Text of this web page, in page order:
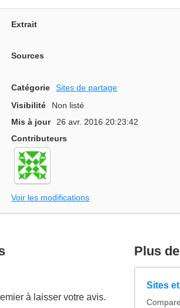
Extrait
Sources
Catégorie Sites de partage
Visibilité
Non listé
Mis à jour
26 avr. 2016 20:23:42
Contributeurs
Voir les modifications
à laisser votre avis.
Plus
Sites